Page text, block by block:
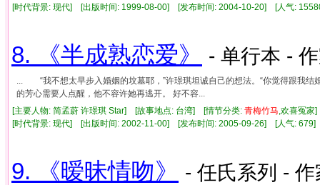
[时代背景: 现代] [出版时间: 1999-08-00] [发布时间: 2004-10-20] [人气:
8. 《半成熟恋爱》 - 单行本 -
... “我不想太早步入婚姻的坟墓耶，”许璟琪坦诚自己的想法。“你觉得跟我
的芳心需要人点醒，他不容许她再逃开。 好不容...
[主要人物: 简孟蔚 许璟琪 Star] [故事地点: 台湾] [情节分类: 青梅竹马 ,欢喜冤
[时代背景: 现代] [出版时间: 2002-11-00] [发布时间: 2005-09-26] [人气:
9. 《暧昧情吻》 - 任氏系列 -